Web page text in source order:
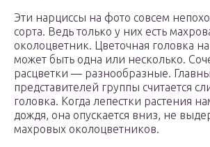
Эти нарциссы на фото совсем
сорта. Ведь только у них есть
околоцветник. Цветочная головка
может быть одна или несколько.
расцветки — разнообразные.
представителей группы считается
головка. Когда лепестки растения
дождя, она опускается вниз, не
махровых околоцветников.